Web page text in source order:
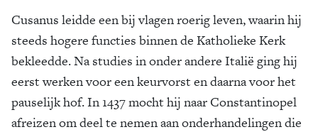
Cusanus leidde een bij vlagen roerig leven, waarin hij
steeds hogere functies binnen de Katholieke Kerk
bekleedde. Na studies in onder andere Italië ging hij
eerst werken voor een keurvorst en daarna voor het
pauselijk hof. In 1437 mocht hij naar Constantinopel
afreizen om deel te nemen aan onderhandelingen die